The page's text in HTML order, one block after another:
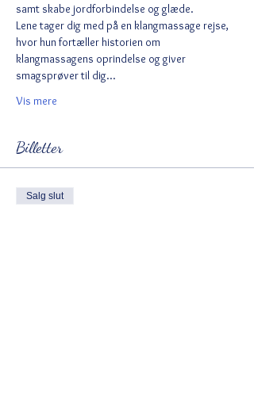
samt skabe jordforbindelse og glæde.
Lene tager dig med på en klangmassage rejse,
hvor hun fortæller historien om
klangmassagens oprindelse og giver
smagsprøver til dig…
Vis mere
Billetter
Salg slut